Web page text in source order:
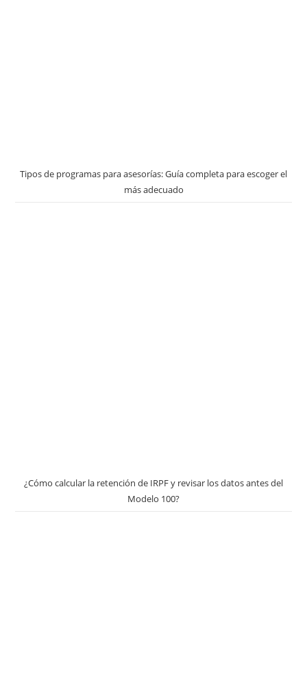
Tipos de programas para asesorías: Guía completa para escoger el
más adecuado
¿Cómo calcular la retención de IRPF y revisar los datos antes del
Modelo 100?